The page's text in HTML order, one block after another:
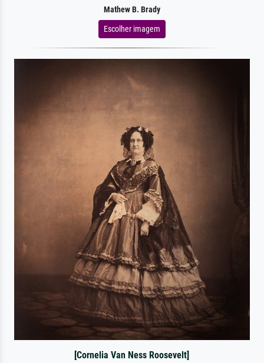
Mathew B. Brady
Escolher imagem
[Cornelia Van Ness Roosevelt]